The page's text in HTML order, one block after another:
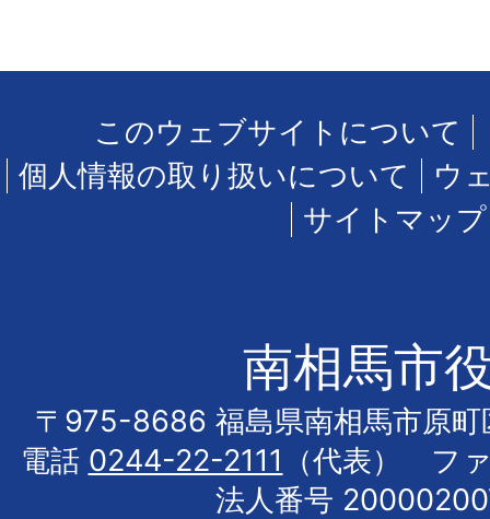
このウェブサイトについて
個人情報の取り扱いについて
ウ
サイトマップ
南相馬市
〒975-8686 福島県南相馬市原町
電話 0244-22-2111
（代表） フ
法人番号